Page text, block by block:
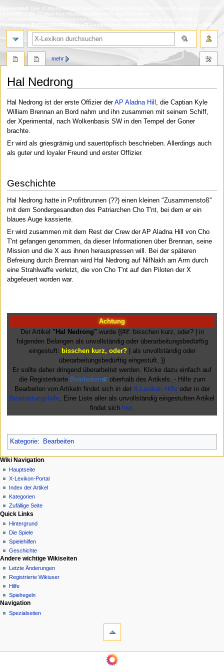
Deprecated : Use of MediaWiki\Skin\Skin::appendSpecialPagesLinkIfAbsent was deprecated in
MediaWiki 1.44. [Called from MediaWiki\Skin\Skin::buildSidebar in
/homepages/8/d312538493/htdocs/X-Lexikon/includes/skins/Skin.php at line 1639] in
/homepages/8/d312538493/htdocs/X-Lexikon/includes/debug/MWDebug.php
386
Hal Nedrong
Zur
Navigation
springen
Zur
Suche
springen
Hal Nedrong ist der erste Offizier derAP Aladna Hill
, die Captian Kyle
William Brennan an Bord nahm und ihn zusammen mit seinem Schiff,
der Xperimental, nach Wolkenbasis SW in den Tempel der Goner
brachte.
Er wird als griesgrämig und sauertöpfisch beschrieben. Allerdings auch
als guter und loyaler Freund und erster Offizier.
Geschichte
Hal Nedrong hatte in Profitbrunnen (??) einen kleinen "Zusammenstoß"
mit dem Sondergesandten des Patriarchen Cho T'nt, bei dem er ein
blaues Auge kassierte.
Er wird zusammen mit dem Rest der Crew der AP Aladna Hill von Cho
T'nt gefangen genommen, da dieser Informationen über Brennan, seine
Mission und die X aus ihnen herauspressen will. Bei der späteren
Befreiung durch Brennan wird Hal Nedrong auf NifNakh am Arm durch
eine Strahlwaffe verletzt, die von Cho T'nt auf den Piloten der X
abgefeuert worden war.
Achtung
Der Artikel "Hal Nedrong" wurde {{#if: bisschen kurz, oder? | in
folgenden Belangen als unvollständig oder überarbeitungsbedürftig
eingestuft: bisschen kurz, oder? | als unvollständig oder
überarbeitungsbedürftig eingestuft. }}
Er sollte daher dringend überarbeitet werden. Klicke dazu einfach auf
die Registerkarte Bearbeiten
oberhalb des Artikels. - Hilfe zum
Bearbeiten von Artikeln findet sich in der X-Lexikon Hilfeoder in der
Bearbeitungshilfe. Eine Liste aller als unvollständig eingestuften Artikel
findet sich hier.
Kategorie: Bearbeiten
N
a
v
g
a
o
n
s
e
n
ü
Seitenaktionen
Seite
Diskussion
Lesen
Quelltext
anzeigen
Versionsgeschichte
mehr
Meine Werkzeuge
Anmelden
Wiki Navigation
Hauptseite
X-Lexikon-Portal
Index der Artikel
Kategorien
Zufällige Seite
Suche
Quick Links
Hintergrund
Die Spiele
Spielehilfen
Geschichte
Andere wichtige Wikiseiten
Letzte Änderungen
Registrierte Wikiuser
Hilfe
Spielregeln
Werkzeuge
Links
Navigation
Spezialseiten
Wiki Navigation